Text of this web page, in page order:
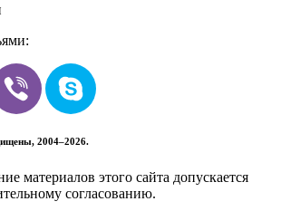
2004–2026.
материалов этого сайта допускается
согласованию.